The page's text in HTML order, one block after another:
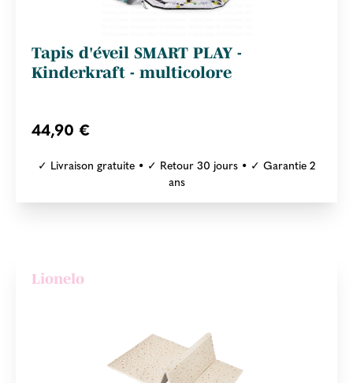
Tapis d'éveil SMART PLAY -
Kinderkraft - multicolore
44,90 €
✓ Livraison gratuite • ✓ Retour 30 jours • ✓ Garantie 2
ans
Lionelo